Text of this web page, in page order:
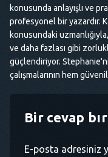
konusunda anlayışlı ve
profesyonel bir yazardır.
konusundaki
ve daha fazlası gibi
güçlendiriyor.
çalışmalarının hem
Bir cevap
E-posta adresiniz